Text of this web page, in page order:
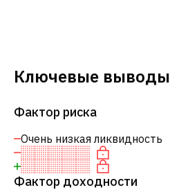
Ключевые выводы
Фактор риска
Очень низкая ликвидность
Фактор доходности